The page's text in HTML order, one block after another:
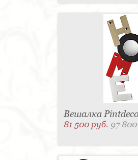
Вешалка
81 500 руб.97